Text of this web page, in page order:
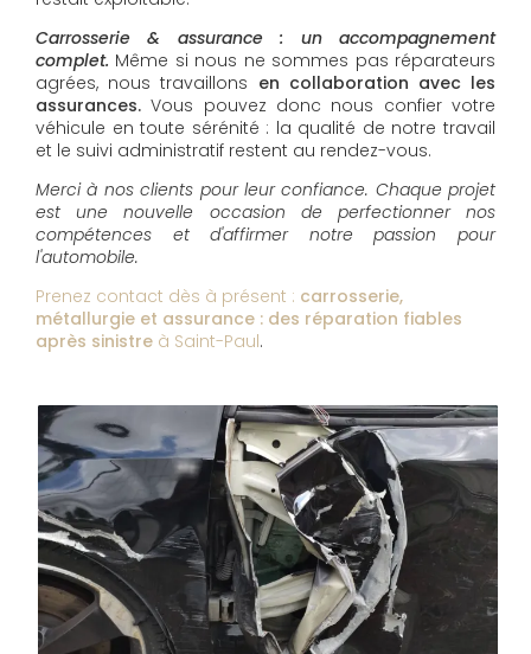
Carrosserie & assurance : un accompagnement
complet. Même si nous ne sommes pas réparateurs
agrées, nous travaillons en collaboration avec les
assurances. Vous pouvez donc nous confier votre
véhicule en toute sérénité : la qualité de notre travail
et le suivi administratif restent au rendez-vous.
Merci à nos clients pour leur confiance. Chaque projet
est une nouvelle occasion de perfectionner nos
compétences et d'affirmer notre passion pour
l'automobile.
Prenez contact dès à présent : carrosserie,
métallurgie et assurance : des réparation fiables
après sinistre à Saint-Paul.